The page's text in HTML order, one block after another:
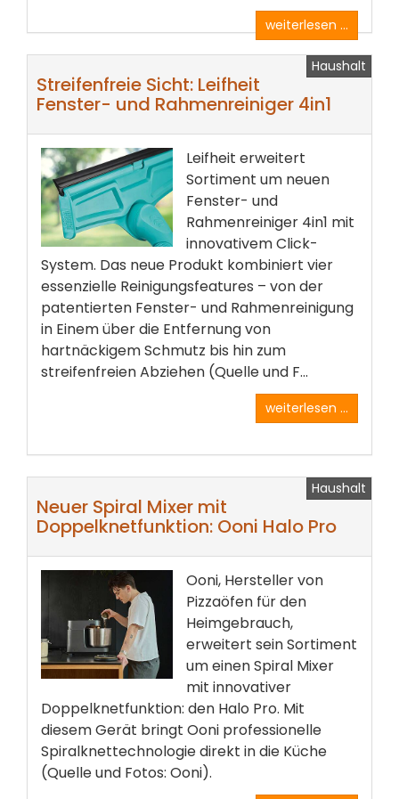
weiterlesen ...
Haushalt
Streifenfreie Sicht: Leifheit
Fenster- und Rahmenreiniger 4in1
Leifheit erweitert
Sortiment um neuen
Fenster- und
Rahmenreiniger 4in1 mit
innovativem Click-
System. Das neue Produkt kombiniert vier
essenzielle Reinigungsfeatures – von der
patentierten Fenster- und Rahmenreinigung
in Einem über die Entfernung von
hartnäckigem Schmutz bis hin zum
streifenfreien Abziehen (Quelle und F...
weiterlesen ...
Haushalt
Neuer Spiral Mixer mit
Doppelknetfunktion: Ooni Halo Pro
Ooni, Hersteller von
Pizzaöfen für den
Heimgebrauch,
erweitert sein Sortiment
um einen Spiral Mixer
mit innovativer
Doppelknetfunktion: den Halo Pro. Mit
diesem Gerät bringt Ooni professionelle
Spiralknettechnologie direkt in die Küche
(Quelle und Fotos: Ooni).